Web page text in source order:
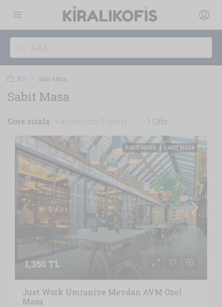
Ev Sabit Masa
Sabit Masa
1 Ofis
Göre sırala:
SABIT MASA SABIT MASA
1,350 TL
Just Work Ümraniye Meydan AVM Özel
Masa